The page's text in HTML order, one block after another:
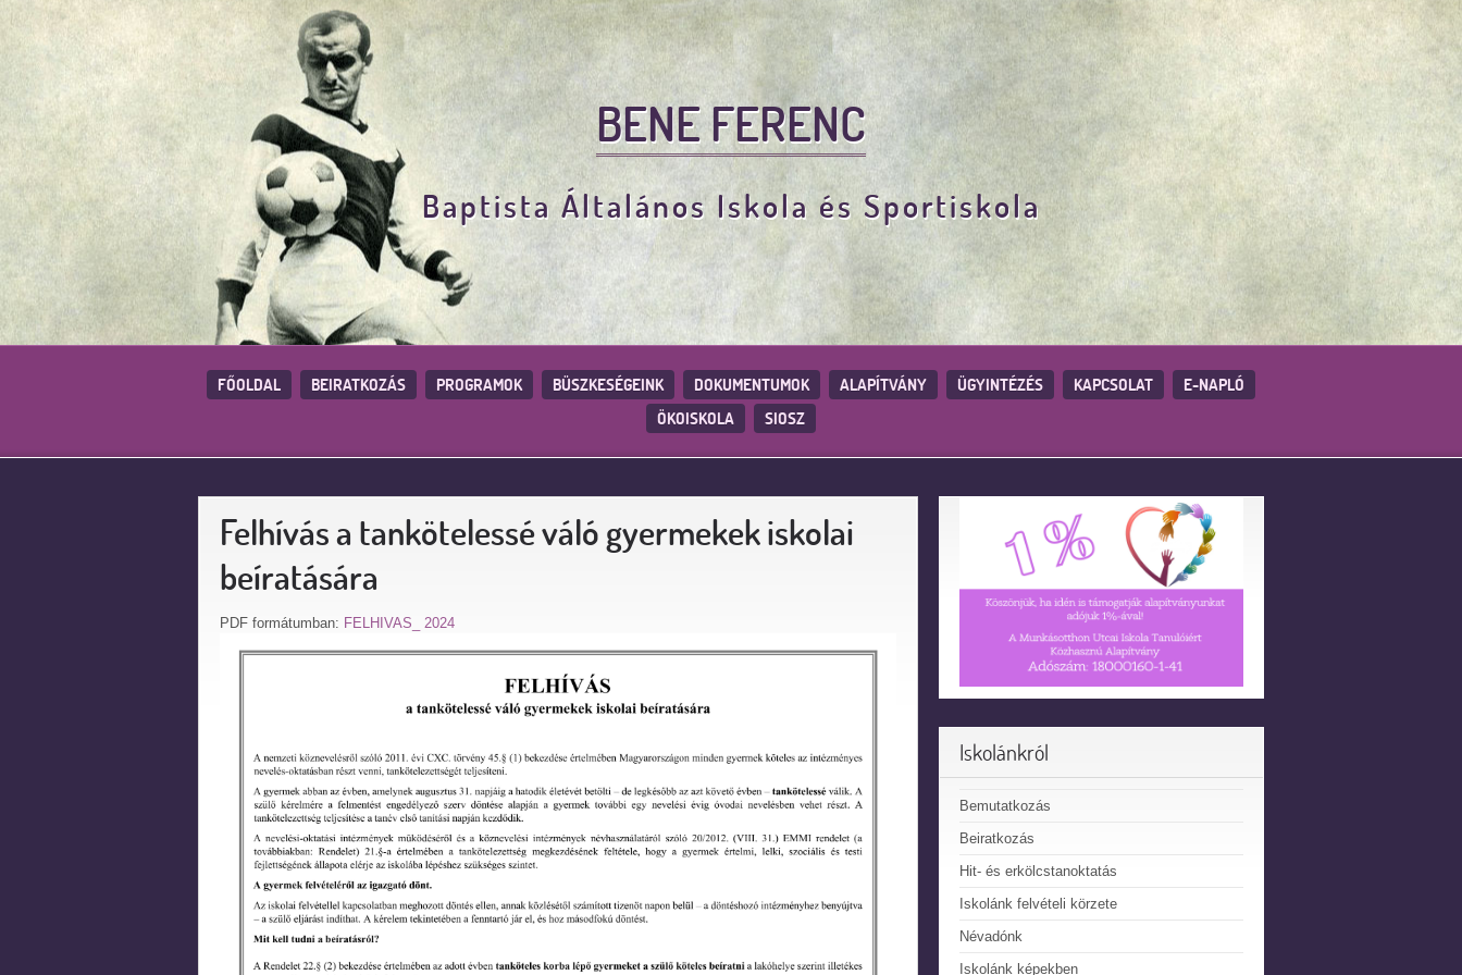
BENE FERENC
Baptista Általános Iskola és Sportiskola
FŐOLDAL BEIRATKOZÁS PROGRAMOK BÜSZKESÉGEINK DOKUMENTUMOK ALAPÍTVÁNY ÜGYINTÉZÉS KAPCSOLAT
E-NAPLÓ
ÖKOISKOLA
SIOSZ
Felhívás a tankötelessé váló gyermekek iskolai
beíratására
PDF formátumban: FELHIVAS_ 2024
Iskolánkról
Bemutatkozás
Beiratkozás
Hit- és erkölcstanoktatás
Iskolánk felvételi körzete
Névadónk
Iskolánk képekben